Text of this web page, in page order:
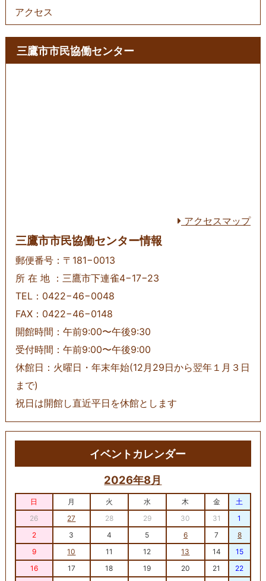
アクセス
三鷹市市民協働センター
アクセスマップ
三鷹市市民協働センター情報
郵便番号：〒181−0013
所 在 地 ：三鷹市下連雀4−17−23
TEL：0422−46−0048
FAX：0422−46−0148
開館時間：午前9:00〜午後9:30
受付時間：午前9:00〜午後9:00
休館日：火曜日・年末年始(12月29日から翌年１月３日
まで)
祝日は開館し直近平日を休館とします
イベントカレンダー
2026年8月
日 月 火 水 木 金
土
26
27 28 29 30 31
1
2
3 4 5 6 7
8
9
10 11 12 13 14
15
16
17 18 19 20 21
22